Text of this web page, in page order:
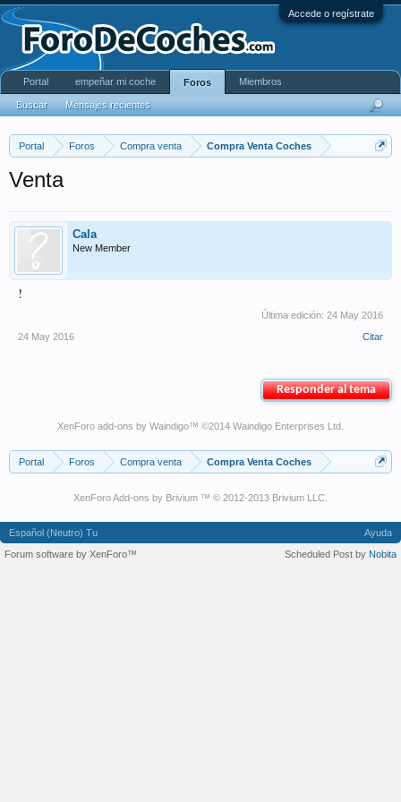
Accede o regístrate
Portal Foros Compra venta Compra Venta Coches
Venta
Cala
New Member
!
Última edición: 24 May 2016
24 May 2016
Citar
Responder al tema
XenForo add-ons by Waindigo™ ©2014 Waindigo Enterprises Ltd
Portal Foros Compra venta Compra Venta Coches
XenForo Add-ons by Brivium ™ © 2012-2013 Brivium LLC.
Portal empeñar mi coche Foros
Buscar Mensajes recientes
Miembros
Español (Neutro) Tu
Ayuda
Forum software by XenForo™
Scheduled Post by Nobita